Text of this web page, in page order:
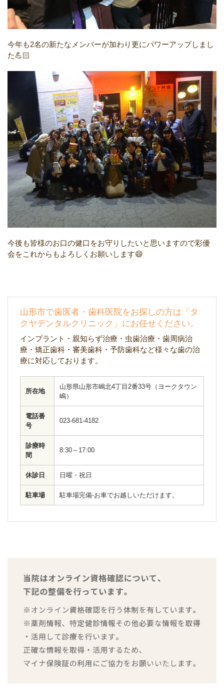
今年も2名の新たなメンバーが加わり更にパワーアップしまし
た💪🏻
今後も皆様のお口の健口をお守りしたいと思いますので彩優
会をこれからもよろしくお願いします😄
山形市で歯医者・歯科医院をお探しの方は「タ
クヤデンタルクリニック」にお任せください。
インプラント・親知らず治療・虫歯治療・歯周病治
療・矯正歯科・審美歯科・予防歯科など様々な歯の治
療に対応しております。
所在地
山形県山形市嶋北4丁目2番33号（ヨークタウン
嶋）
電話番
号
023-681-4182
診療時
間
8:30～17:00
休診日 日曜・祝日
駐車場 駐車場完備-お車でお越しいただけます。